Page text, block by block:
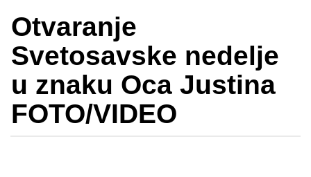
Otvaranje
Svetosavske nedelje
u znaku Oca Justina
FOTO/VIDEO